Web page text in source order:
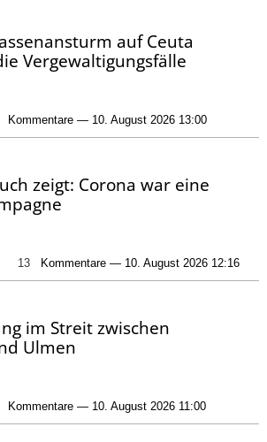
auf Ceuta
Vergewaltigungsfälle
Kommentare — 10. August 2026 13:00
zeigt: Corona war eine
13 Kommentare — 10. August 2026 12:16
im Streit zwischen
Ulmen
Kommentare — 10. August 2026 11:00